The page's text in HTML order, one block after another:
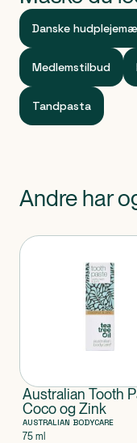
Danske
Medlemstilbud
Tandpasta
Andre har
Produkter
Australian Tooth
Coco og Zink
AUSTRALIAN BODYCARE
75 ml